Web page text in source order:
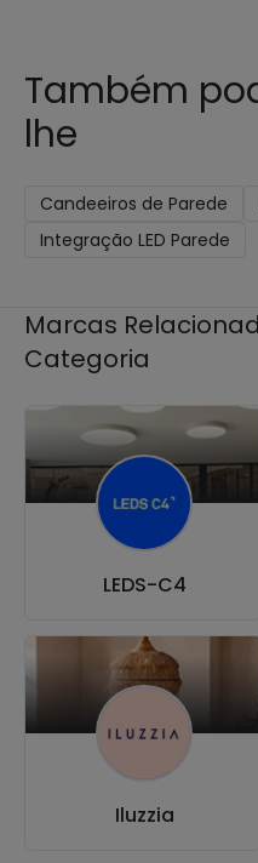
Também
lhe
Candeeiros de Parede
Integração LED Parede
Marcas
Categoria
LEDS-C4
Iluzzia